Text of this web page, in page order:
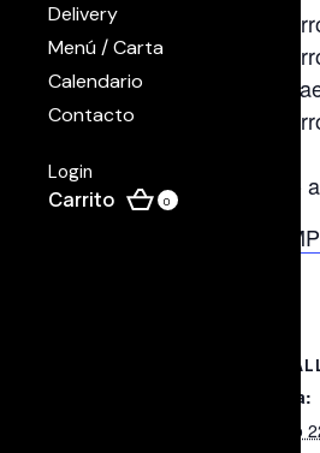
Delivery
Menú / Carta
Calendario
Contacto
Login
0
Fecha:
marzo